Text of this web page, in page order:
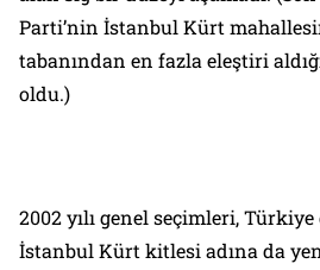
Parti’nin İstanbul Kürt
tabanından en fazla eleştiri
oldu.)
2002 yılı genel seçimleri,
İstanbul Kürt kitlesi adına da